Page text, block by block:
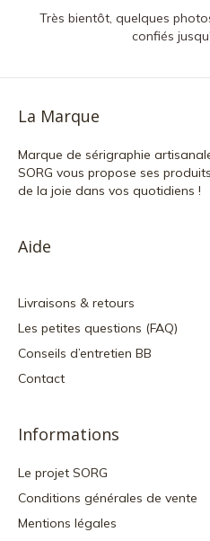
Très bientôt, quelques
confiés
La Marque
Marque de sérigraphie
SORG vous propose ses
de la joie dans vos quotidiens !
Aide
Livraisons & retours
Les petites questions (FAQ)
Conseils d’entretien BB
Contact
Informations
Le projet SORG
Conditions générales de vente
Mentions légales